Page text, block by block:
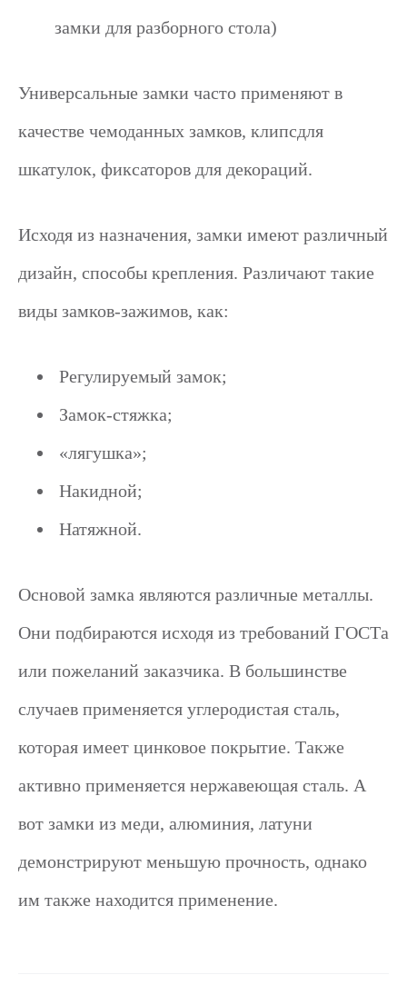
замки для разборного стола)
Универсальные замки часто применяют в
качестве чемоданных замков, клипсдля
шкатулок, фиксаторов для декораций.
Исходя из назначения, замки имеют различный
дизайн, способы крепления. Различают такие
виды замков-зажимов, как:
Регулируемый замок;
Замок-стяжка;
«лягушка»;
Накидной;
Натяжной.
Основой замка являются различные металлы.
Они подбираются исходя из требований ГОСТа
или пожеланий заказчика. В большинстве
случаев применяется углеродистая сталь,
которая имеет цинковое покрытие. Также
активно применяется нержавеющая сталь. А
вот замки из меди, алюминия, латуни
демонстрируют меньшую прочность, однако
им также находится применение.